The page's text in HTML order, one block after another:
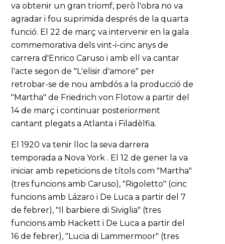
va obtenir un gran triomf, però l'obra no va
agradar i fou suprimida després de la quarta
funció. El 22 de març va intervenir en la gala
commemorativa dels vint-i-cinc anys de
carrera d'Enrico Caruso i amb ell va cantar
l'acte segon de "L'elisir d'amore" per
retrobar-se de nou ambdós a la producció de
"Martha" de Friedrich von Flotow a partir del
14 de març i continuar posteriorment
cantant plegats a Atlanta i Filadèlfia.
El 1920 va tenir lloc la seva darrera
temporada a Nova York . El 12 de gener la va
iniciar amb repeticions de títols com "Martha"
(tres funcions amb Caruso), "Rigoletto" (cinc
funcions amb Lázaro i De Luca a partir del 7
de febrer), "Il barbiere di Siviglia" (tres
funcions amb Hackett i De Luca a partir del
16 de febrer), "Lucia di Lammermoor" (tres